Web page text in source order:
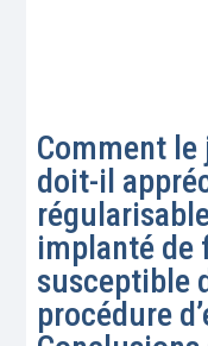
Comment
doit-il
implanté de
susceptible
procédure